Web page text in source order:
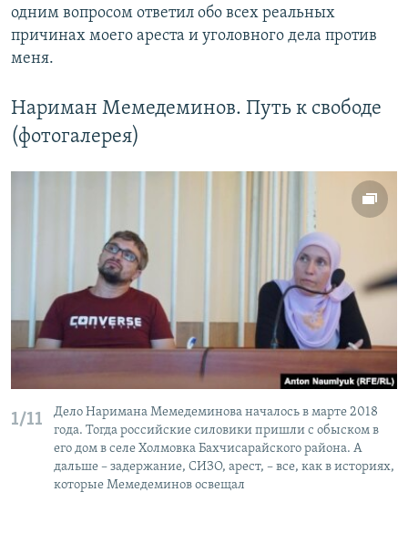
одним вопросом ответил обо всех реальных
причинах моего ареста и уголовного дела против
меня.
Нариман Мемедеминов. Путь к свободе
(фотогалерея)
1/11
Дело Наримана Мемедеминова началось в марте 2018
года. Тогда российские силовики пришли с обыском в
его дом в селе Холмовка Бахчисарайского района. А
дальше – задержание, СИЗО, арест, – все, как в историях,
которые Мемедеминов освещал